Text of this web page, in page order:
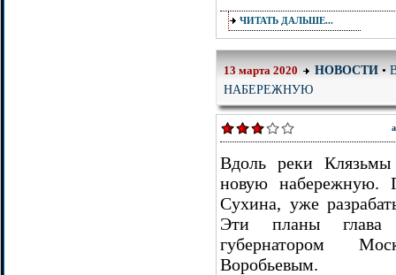
ЧИТАТЬ ДАЛЬШЕ...
13 марта 2020 НОВОСТИ •
НАБЕРЕЖНУЮ
Вдоль реки
новую набережную.
Сухина, уже
Эти планы глава
губернатором
Воробьевым.